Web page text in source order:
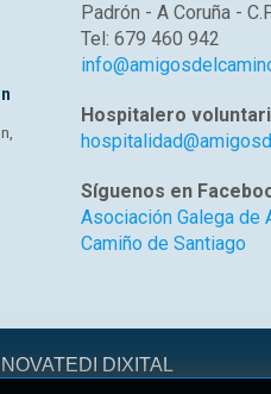
Padrón - A Coruña -
Tel: 679 460 942
Hospitalero
Síguenos en
Asociación Galega de
Camiño de Santiago
NOVATEDI DIXITAL